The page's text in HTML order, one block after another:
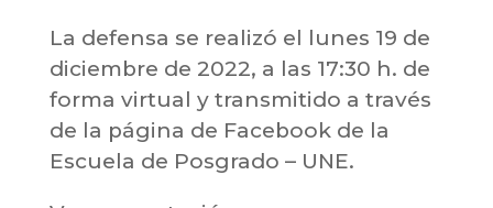
La defensa se realizó el lunes 19 de
diciembre de 2022, a las 17:30 h. de
forma virtual y transmitido a través
de la página de Facebook de la
Escuela de Posgrado – UNE.